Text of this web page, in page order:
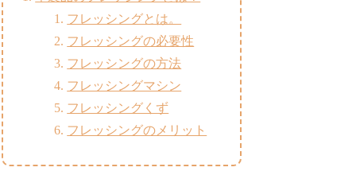
フレッシングとは。
フレッシングの必要性
フレッシングの方法
フレッシングマシン
フレッシングくず
フレッシングのメリット